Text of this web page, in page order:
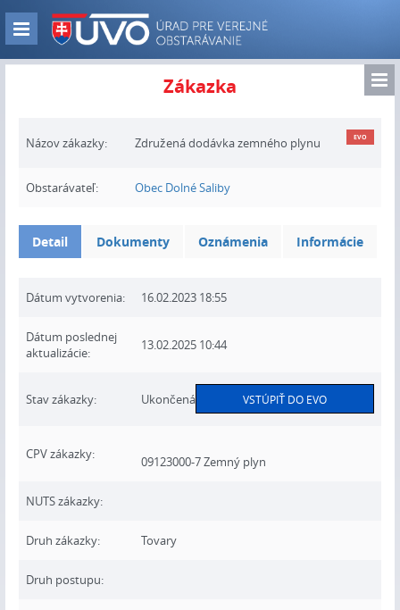
mainZobraz
navigáciu
Zákazka
Názov zákazky: Združená dodávka zemného plynu EVO
Obstarávateľ: Obec Dolné Saliby
Detail Dokumenty Oznámenia Informácie
Dátum vytvorenia: 16.02.2023 18:55
Dátum poslednej
aktualizácie:
13.02.2025 10:44
Stav zákazky: Ukončená VSTÚPIŤ DO EVO
CPV zákazky: 09123000-7 Zemný plyn
NUTS zákazky:
Druh zákazky: Tovary
Druh postupu: